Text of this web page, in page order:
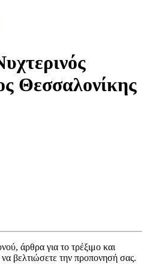
Θεσσαλονίκης
άρθρα για το τρέξιμο και
βελτιώσετε την προπονησή σας.